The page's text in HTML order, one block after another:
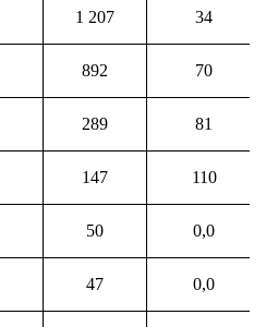
1 207 34
892 70
289 81
147 110
50 0,0
47 0,0